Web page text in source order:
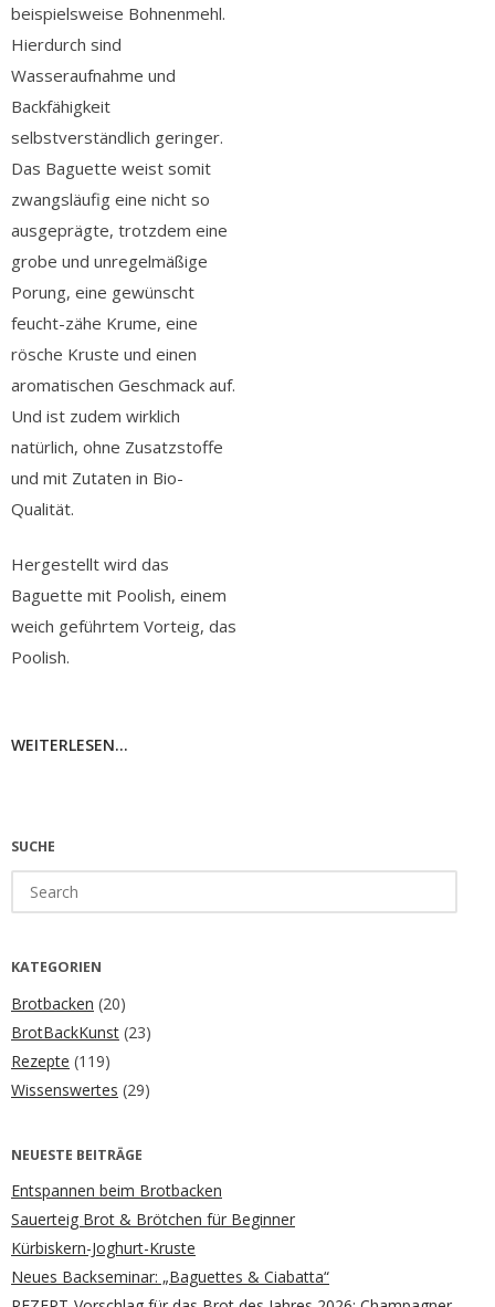
beispielsweise Bohnenmehl.
Hierdurch sind
Wasseraufnahme und
Backfähigkeit
selbstverständlich geringer.
Das Baguette weist somit
zwangsläufig eine nicht so
ausgeprägte, trotzdem eine
grobe und unregelmäßige
Porung, eine gewünscht
feucht-zähe Krume, eine
rösche Kruste und einen
aromatischen Geschmack auf.
Und ist zudem wirklich
natürlich, ohne Zusatzstoffe
und mit Zutaten in Bio-
Qualität.
Hergestellt wird das
Baguette mit Poolish, einem
weich geführtem Vorteig, das
Poolish.
WEITERLESEN...
SUCHE
for:
KATEGORIEN
Brotbacken (20)
BrotBackKunst (23)
Rezepte (119)
Wissenswertes (29)
NEUESTE BEITRÄGE
Entspannen beim Brotbacken
Sauerteig Brot & Brötchen für Beginner
Kürbiskern-Joghurt-Kruste
Neues Backseminar: „Baguettes & Ciabatta“